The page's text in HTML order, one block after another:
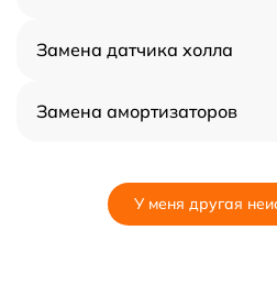
Замена датчика холла
Замена амортизаторов
У меня другая